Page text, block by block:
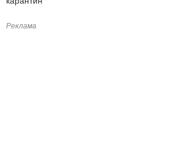
Реклама